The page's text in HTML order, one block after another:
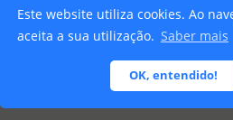
Este website utiliza cookies. Ao
aceita a sua utilização. Saber mais
OK, entendido!
© 2026 Ibersafety - Todos os
Termos e Condições